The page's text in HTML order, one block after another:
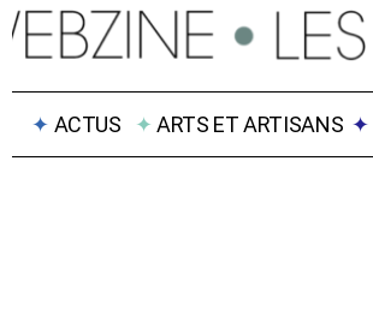
✦ ACTUS ✦ ARTS ET ARTISANS ✦